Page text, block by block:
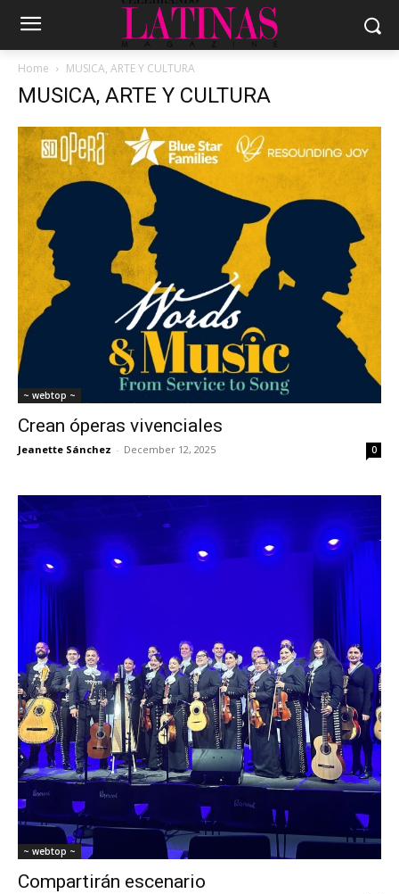
Home MUSICA, ARTE Y CULTURA
MUSICA, ARTE Y CULTURA
~ webtop ~
Crean óperas vivenciales
Jeanette Sánchez - December 12, 2025 0
~ webtop ~
Compartirán escenario